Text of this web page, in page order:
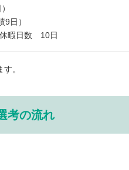
日）
暇日数 10日
。
考の流れ